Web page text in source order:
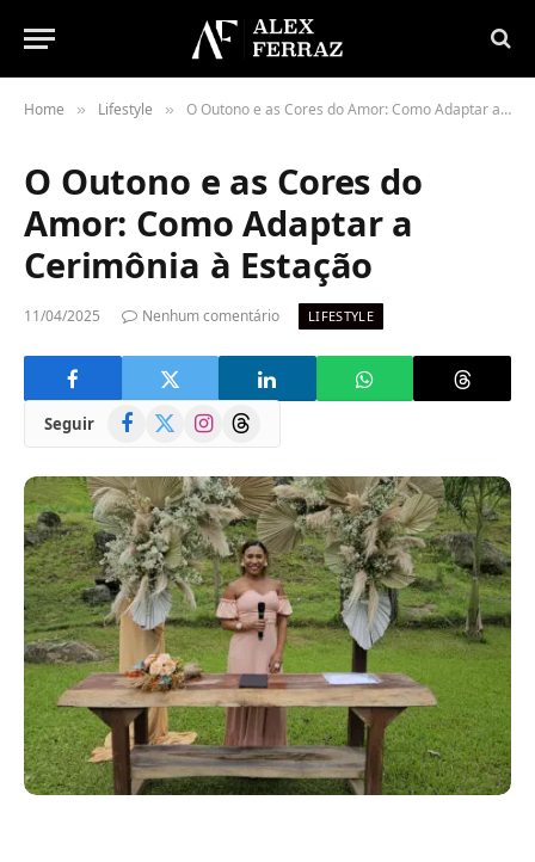
Home » Lifestyle » O Outono e as Cores do Amor: Como Adaptar a Cerimônia à Estação
O Outono e as Cores do
Amor: Como Adaptar a
Cerimônia à Estação
11/04/2025 Nenhum comentário LIFESTYLE
Seguir Facebook
(Twitter)
InstagramThreads